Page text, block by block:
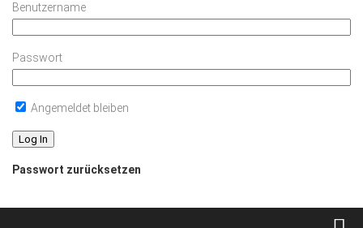
Benutzername
Passwort
Angemeldet bleiben
Passwort zurücksetzen